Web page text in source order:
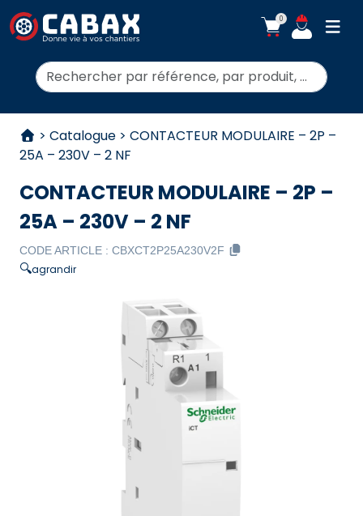
0
Rechercher:
> Catalogue > CONTACTEUR MODULAIRE – 2P –
25A – 230V – 2 NF
CONTACTEUR MODULAIRE – 2P –
25A – 230V – 2 NF
CODE ARTICLE : CBXCT2P25A230V2F
🔍